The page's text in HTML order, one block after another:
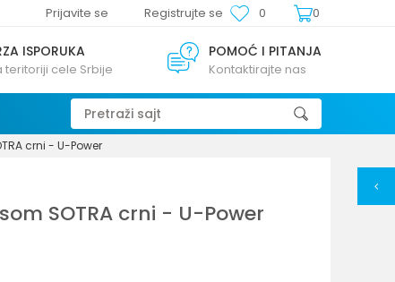
0
0
Prijavite se Registrujte se
ISPORUKA
teritoriji cele Srbije
POMOĆ I PITANJA
Kontaktirajte nas
Pretraži sajt
crni - U-Power
SOTRA crni - U-Power